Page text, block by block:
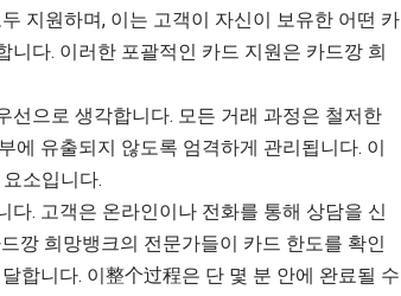
지원하며, 이는 고객이 자신이 보유한 어떤 카
다. 이러한 포괄적인 카드 지원은 카드깡 희
선으로 생각합니다. 모든 거래 과정은 철저한
에 유출되지 않도록 엄격하게 관리됩니다. 이
소입니다.
. 고객은 온라인이나 전화를 통해 상담을 신
깡 희망뱅크의 전문가들이 카드 한도를 확인
합니다. 이整个过程은 단 몇 분 안에 완료될 수